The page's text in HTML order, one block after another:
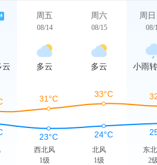
云
周五
08/14
多云
西北风
1级
周六
08/15
多云
北风
1级
周日
08/
小雨
东
2